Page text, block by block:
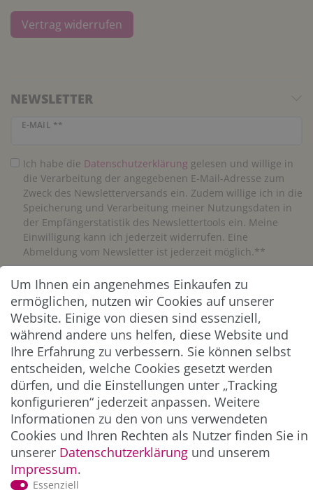
Vertrag widerrufen
NEWSLETTER
E-MAIL **
Newsletter Honig
Ich habe die Daten­schutz­erklärung gelesen und willige in
die Verarbeitung der angegebenen E-Mail-Adresse zum
Zweck des Newsletterversands ein. Zudem willige ich in die
Speicherung und Verarbeitung meiner Nutzungsdaten in
der Empfängerstatistik des Newslettertools ein. Meine
Einwilligung kann ich jederzeit widerrufen. Eine
Abmeldung vom Newsletter ist jederzeit möglich.**
Abonnieren
** Hierbei handelt es sich um ein Pflichtfeld.
ZAHLUNG & VERSAND
Um Ihnen ein angenehmes Einkaufen zu
ermöglichen, nutzen wir Cookies auf unserer
Website. Einige von diesen sind essenziell,
während andere uns helfen, diese Website und
Ihre Erfahrung zu verbessern. Sie können selbst
entscheiden, welche Cookies gesetzt werden
dürfen, und die Einstellungen unter „Tracking
konfigurieren“ jederzeit anpassen. Weitere
Informationen zu den von uns verwendeten
Cookies und Ihren Rechten als Nutzer finden Sie in
unserer Daten­schutz­erklärung und unserem
Impressum.
Essenziell